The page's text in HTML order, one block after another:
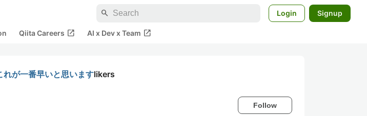
search Login Signup
Qiita Careers open_in_new AI x Dev x Team open_in_new
が一番早いと思いますlikers
Follow